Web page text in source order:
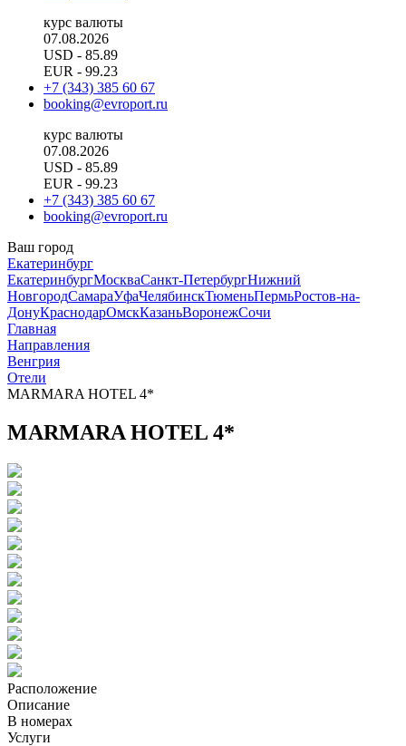
курс валюты
07.08.2026
USD - 85.89
EUR - 99.23
+7 (343) 385 60 67
booking@evroport.ru
курс валюты
07.08.2026
USD - 85.89
EUR - 99.23
+7 (343) 385 60 67
booking@evroport.ru
Ваш город
Екатеринбург
ЕкатеринбургМоскваСанкт-ПетербургНижний
НовгородСамараУфаЧелябинскТюменьПермьРостов-на-
ДонуКраснодарОмскКазаньВоронежСочи
Главная
Направления
Венгрия
Отели
MARMARA HOTEL 4*
MARMARA HOTEL 4*
Расположение
Описание
В номерах
Услуги